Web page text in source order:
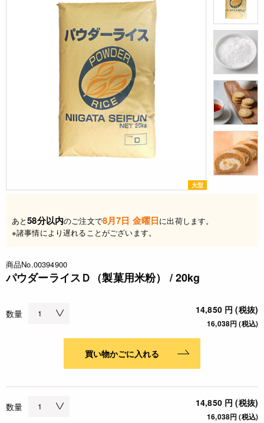
大型
あと58分以内のご注文で8月7日 金曜日に出荷します。
※諸事情により遅れることがございます。
商品No.00394900
パウダーライスＤ（製菓用米粉） / 20kg
数量 14,850 円 (税抜)
16,038円 (税込)
買い物かごに入れる
数量 14,850 円 (税抜)
16,038円 (税込)